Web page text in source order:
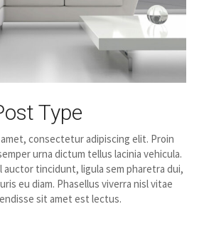
Type
consectetur adipiscing elit. Proin
urna dictum tellus lacinia vehicula.
tincidunt, ligula sem pharetra dui,
eu diam. Phasellus viverra nisl vitae
sit amet est lectus.